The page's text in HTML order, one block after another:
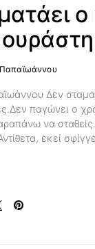
Δεν
παγώνει ο
να
εκεί